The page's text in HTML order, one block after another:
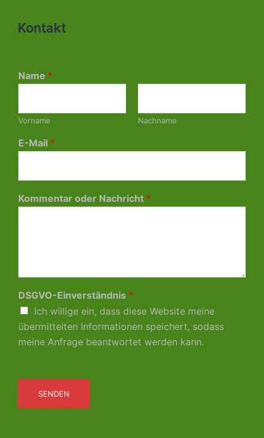
Kontakt
Name *
Vorname Nachname
E-Mail *
Kommentar oder Nachricht *
DSGVO-Einverständnis *
Ich willige ein, dass diese Website meine
übermittelten Informationen speichert, sodass
meine Anfrage beantwortet werden kann.
SENDEN